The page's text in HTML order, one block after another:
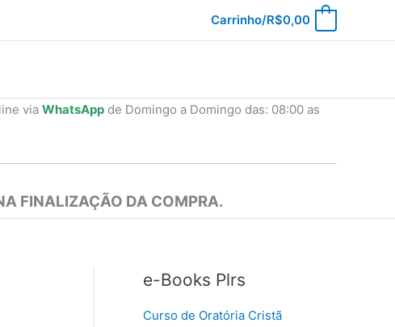
Carrinho/R$0,00
via WhatsAppde Domingo a Domingo das: 08:00 as
FINALIZAÇÃO DA COMPRA.
e-Books Plrs
Curso de Oratória Cristã